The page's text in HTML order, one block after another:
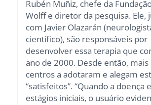
Rubén Muñiz, chefe da
Wolff e diretor da pesquisa. Ele,
com Javier Olazarán
científico), são responsáveis por
desenvolver essa terapia que
ano de 2000. Desde então, mais
centros a adotaram e alegam
“satisfeitos”. “Quando a doença
estágios iniciais, o usuário